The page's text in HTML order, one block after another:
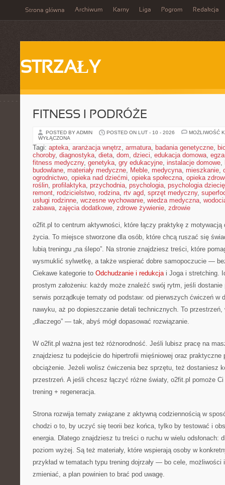
Strona główna Archiwum Karny Liga Pogrom Redakcja
STRZAŁY
FITNESS I PODRÓŻE
POSTED BY ADMIN POSTED ON LUT - 10 - 2026
MOŻLIWOŚĆ
WYŁĄCZONA
Tagi: apteka, aranżacja wnętrz, armatura, badania genetyczne,
choroby, diagnostyka, dieta, dom, dzieci, edukacja domowa,
fitness medyczny, genetyka, gry edukacyjne, instalacje domowe,
budowlane, materiały medyczne, Meble, medycyna, mieszkanie,
ogrodnictwo, opieka nad dziećmi, opieka społeczna, opieka
roślin, profilaktyka, przychodnia, psychologia, psychologia
remont, rodzicielstwo, rodzina, rtv agd, sprzęt medyczny,
usługi rodzinne, wczesne wychowanie, wiedza medyczna,
zabawa, zajęcia dodatkowe, zdrowe żywienie, zdrowie
o2fit.pl to centrum aktywności, które łączy praktykę z
życia. To miejsce stworzone dla osób, które chcą ruszać się
lubią treningu „na ślepo”. Na stronie znajdziesz treści, które
wysmuklić sylwetkę, a także wspierać dobre samopoczucie —
Ciekawe kategorie to Odchudzanie i redukcjai Joga i stretching.
prostym założeniu: każdy może znaleźć swój rytm, jeśli
serwis porządkuje tematy od podstaw: od pierwszych ćwiczeń w
nawyku, aż po dopieszczanie detali technicznych. To przestrzeń,
„dlaczego” — tak, abyś mógł dopasować rozwiązanie.
W o2fit.pl ważna jest też różnorodność. Jeśli lubisz pracę na
znajdziesz tu podejście do hipertrofii mięśniowej oraz praktyczne
obciążenie. Jeżeli wolisz ćwiczenia bez sprzętu, też dostaniesz
przestrzeń. A jeśli chcesz łączyć różne światy, o2fit.pl pomoże
trening + regeneracja.
Strona rozwija tematy związane z aktywną codziennością w
chodzi o to, by uczyć się teorii bez końca, tylko by testować i
energia. Dlatego znajdziesz tu treści o ruchu w wielu odsłonach:
poziom wyżej. Są też materiały, które wspierają osoby w
przykład w tematach typu trening dojrzały — bo cele, możliwości
zmieniać, a plan powinien to brać pod uwagę.